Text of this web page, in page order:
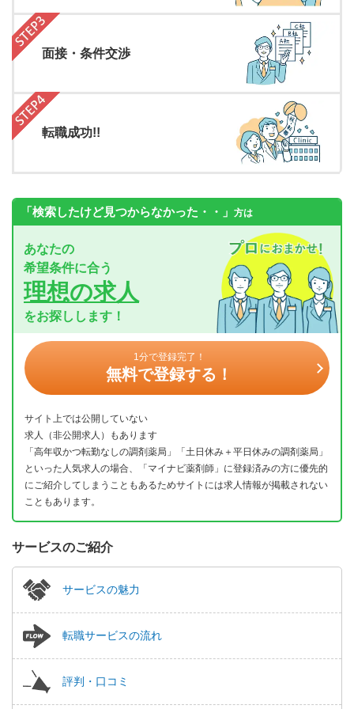
面接・条件交渉
転職成功!!
「検索したけど見つからなかった・・」 方は
あなたの
希望条件に合う
理想の求人
をお探しします！
1分で登録完了！
無料で登録する！
サイト上では公開していない
求人（非公開求人）もあります
「高年収かつ転勤なしの調剤薬局」「土日休み＋平日休みの調剤薬局」
といった人気求人の場合、「マイナビ薬剤師」に登録済みの方に優先的
にご紹介してしまうこともあるためサイトには求人情報が掲載されない
こともあります。
サービスのご紹介
サービスの魅力
転職サービスの流れ
評判・口コミ